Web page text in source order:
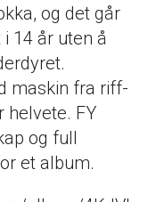
og det går
14 år uten å
maskin fra riff-
helvete. FY
og full
et album.